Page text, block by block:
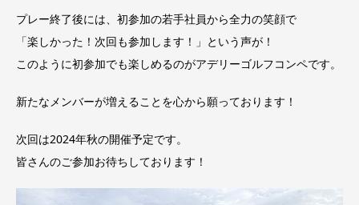
プレー終了後には、初参加の若手社員から全力の笑顔で
「楽しかった！次回も参加します！」という声が！
このように初参加でも楽しめるのがアデリーゴルフコンペです。
新たなメンバーが増えることを心から願っております！
次回は2024年秋の開催予定です。
皆さんのご参加お待ちしております！